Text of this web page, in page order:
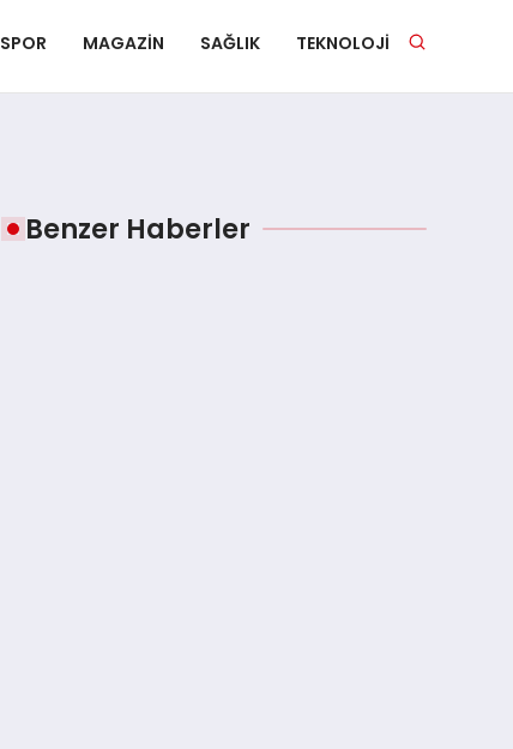
SPOR MAGAZIN SAĞLIK TEKNOLOJI
Benzer Haberler